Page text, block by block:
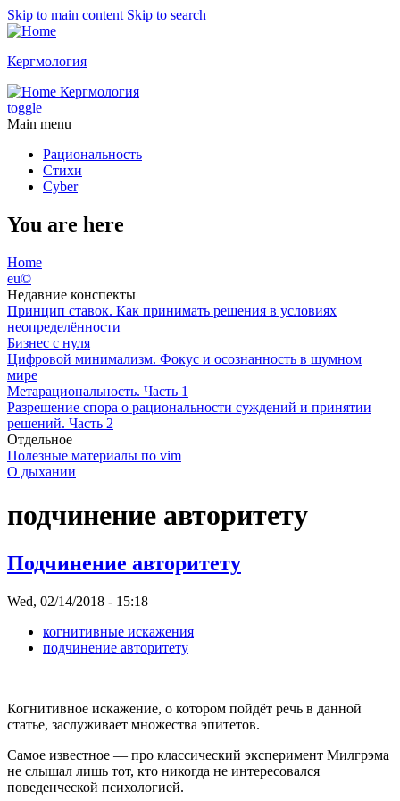
Skip to main content Skip to search
Кергмология
Кергмология
toggle
Main menu
Рациональность
Стихи
Cyber
You are here
Home
eu©
Недавние конспекты
Принцип ставок. Как принимать решения в условиях
неопределённости
Бизнес с нуля
Цифровой минимализм. Фокус и осознанность в шумном
мире
Метарациональность. Часть 1
Разрешение спора о рациональности суждений и принятии
решений. Часть 2
Отдельное
Полезные материалы по vim
О дыхании
подчинение авторитету
Подчинение авторитету
Wed, 02/14/2018 - 15:18
когнитивные искажения
подчинение авторитету
Когнитивное искажение, о котором пойдёт речь в данной
статье, заслуживает множества эпитетов.
Самое известное — про классический эксперимент Милгрэма
не слышал лишь тот, кто никогда не интересовался
поведенческой психологией.